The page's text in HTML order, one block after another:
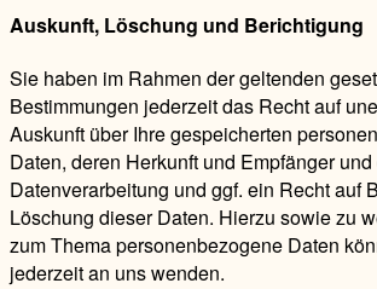
Auskunft, Löschung und Berichtigung
Sie haben im Rahmen der geltenden
Bestimmungen jederzeit das Recht auf
Auskunft über Ihre gespeicherten
Daten, deren Herkunft und Empfänger
Datenverarbeitung und ggf. ein Recht auf
Löschung dieser Daten. Hierzu sowie zu
zum Thema personenbezogene Daten
jederzeit an uns wenden.